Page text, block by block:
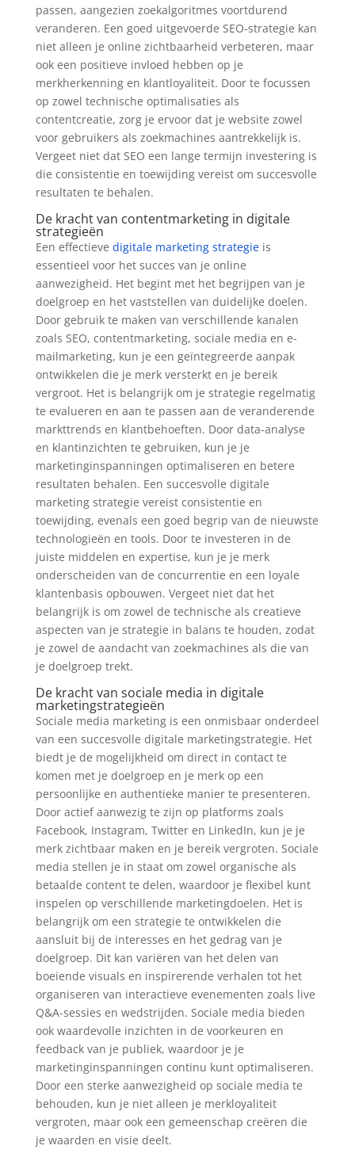
passen, aangezien zoekalgoritmes voortdurend
veranderen. Een goed uitgevoerde SEO-strategie kan
niet alleen je online zichtbaarheid verbeteren, maar
ook een positieve invloed hebben op je
merkherkenning en klantloyaliteit. Door te focussen
op zowel technische optimalisaties als
contentcreatie, zorg je ervoor dat je website zowel
voor gebruikers als zoekmachines aantrekkelijk is.
Vergeet niet dat SEO een lange termijn investering is
die consistentie en toewijding vereist om succesvolle
resultaten te behalen.
De kracht van contentmarketing in digitale
strategieën
Een effectieve digitale marketing strategieis
essentieel voor het succes van je online
aanwezigheid. Het begint met het begrijpen van je
doelgroep en het vaststellen van duidelijke doelen.
Door gebruik te maken van verschillende kanalen
zoals SEO, contentmarketing, sociale media en e-
mailmarketing, kun je een geïntegreerde aanpak
ontwikkelen die je merk versterkt en je bereik
vergroot. Het is belangrijk om je strategie regelmatig
te evalueren en aan te passen aan de veranderende
markttrends en klantbehoeften. Door data-analyse
en klantinzichten te gebruiken, kun je je
marketinginspanningen optimaliseren en betere
resultaten behalen. Een succesvolle digitale
marketing strategie vereist consistentie en
toewijding, evenals een goed begrip van de nieuwste
technologieën en tools. Door te investeren in de
juiste middelen en expertise, kun je je merk
onderscheiden van de concurrentie en een loyale
klantenbasis opbouwen. Vergeet niet dat het
belangrijk is om zowel de technische als creatieve
aspecten van je strategie in balans te houden, zodat
je zowel de aandacht van zoekmachines als die van
je doelgroep trekt.
De kracht van sociale media in digitale
marketingstrategieën
Sociale media marketing is een onmisbaar onderdeel
van een succesvolle digitale marketingstrategie. Het
biedt je de mogelijkheid om direct in contact te
komen met je doelgroep en je merk op een
persoonlijke en authentieke manier te presenteren.
Door actief aanwezig te zijn op platforms zoals
Facebook, Instagram, Twitter en LinkedIn, kun je je
merk zichtbaar maken en je bereik vergroten. Sociale
media stellen je in staat om zowel organische als
betaalde content te delen, waardoor je flexibel kunt
inspelen op verschillende marketingdoelen. Het is
belangrijk om een strategie te ontwikkelen die
aansluit bij de interesses en het gedrag van je
doelgroep. Dit kan variëren van het delen van
boeiende visuals en inspirerende verhalen tot het
organiseren van interactieve evenementen zoals live
Q&A-sessies en wedstrijden. Sociale media bieden
ook waardevolle inzichten in de voorkeuren en
feedback van je publiek, waardoor je je
marketinginspanningen continu kunt optimaliseren.
Door een sterke aanwezigheid op sociale media te
behouden, kun je niet alleen je merkloyaliteit
vergroten, maar ook een gemeenschap creëren die
je waarden en visie deelt.